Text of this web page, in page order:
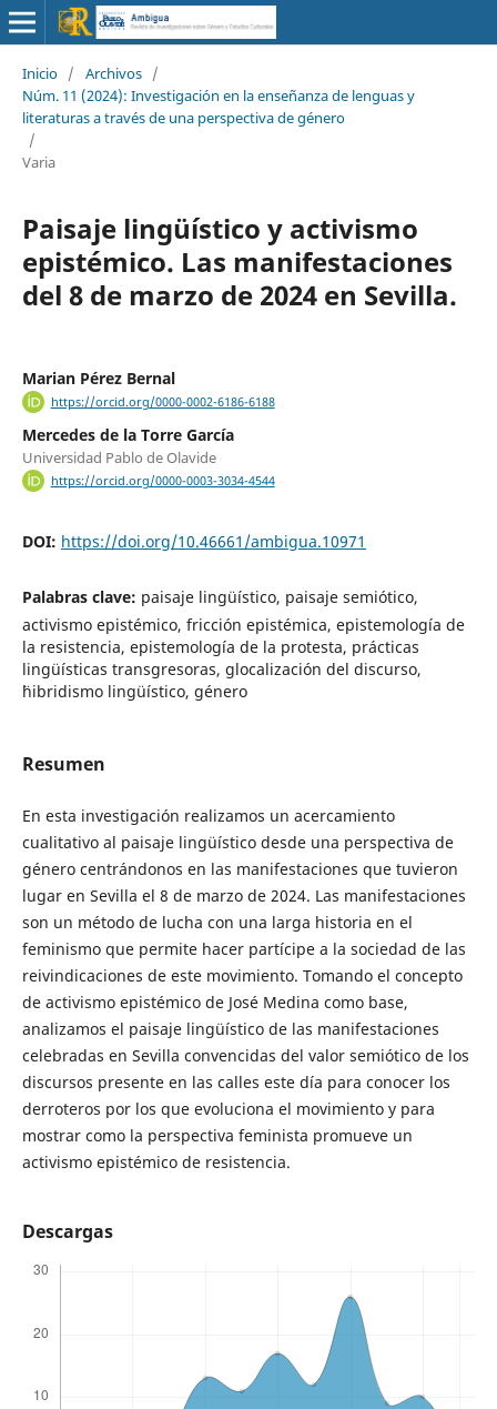
Inicio / Archivos /
Núm. 11 (2024): Investigación en la enseñanza de lenguas y
literaturas a través de una perspectiva de género
/
Varia
Paisaje lingüístico y activismo
epistémico. Las manifestaciones
del 8 de marzo de 2024 en Sevilla.
Marian Pérez Bernal
https://orcid.org/0000-0002-6186-6188
Mercedes de la Torre García
Universidad Pablo de Olavide
https://orcid.org/0000-0003-3034-4544
DOI: https://doi.org/10.46661/ambigua.10971
Palabras clave: paisaje lingüístico, paisaje semiótico,
activismo epistémico, fricción epistémica, epistemología de
la resistencia, epistemología de la protesta, prácticas
lingüísticas transgresoras, glocalización del discurso,
¨hibridismo lingüístico, género
Resumen
En esta investigación realizamos un acercamiento
cualitativo al paisaje lingüístico desde una perspectiva de
género centrándonos en las manifestaciones que tuvieron
lugar en Sevilla el 8 de marzo de 2024. Las manifestaciones
son un método de lucha con una larga historia en el
feminismo que permite hacer partícipe a la sociedad de las
reivindicaciones de este movimiento. Tomando el concepto
de activismo epistémico de José Medina como base,
analizamos el paisaje lingüístico de las manifestaciones
celebradas en Sevilla convencidas del valor semiótico de los
discursos presente en las calles este día para conocer los
derroteros por los que evoluciona el movimiento y para
mostrar como la perspectiva feminista promueve un
activismo epistémico de resistencia.
Descargas